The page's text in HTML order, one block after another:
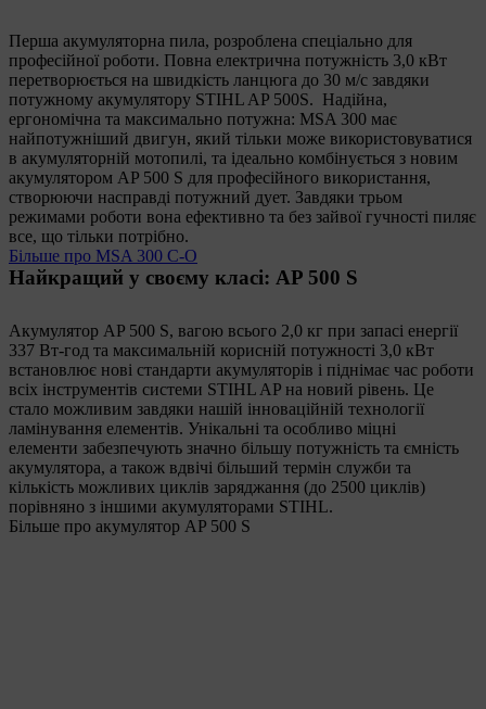
Перша акумуляторна пила, розроблена спеціально для
професійної роботи. Повна електрична потужність 3,0 кВт
перетворюється на швидкість ланцюга до 30 м/с завдяки
потужному акумулятору STIHL AP 500S. Надійна,
ергономічна та максимально потужна: MSA 300 має
найпотужніший двигун, який тільки може використовуватися
в акумуляторній мотопилі, та ідеально комбінується з новим
акумулятором AP 500 S для професійного використання,
створюючи насправді потужний дует. Завдяки трьом
режимами роботи вона ефективно та без зайвої гучності пиляє
все, що тільки потрібно.
Більше про MSA 300 C-O
Найкращий у своєму класі: AP 500 S
Акумулятор AP 500 S, вагою всього 2,0 кг при запасі енергії
337 Вт-год та максимальній корисній потужності 3,0 кВт
встановлює нові стандарти акумуляторів і піднімає час роботи
всіх інструментів системи STIHL AP на новий рівень. Це
стало можливим завдяки нашій інноваційній технології
ламінування елементів. Унікальні та особливо міцні
елементи забезпечують значно більшу потужність та ємність
акумулятора, а також вдвічі більший термін служби та
кількість можливих циклів заряджання (до 2500 циклів)
порівняно з іншими акумуляторами STIHL.
Більше про акумулятор AP 500 S